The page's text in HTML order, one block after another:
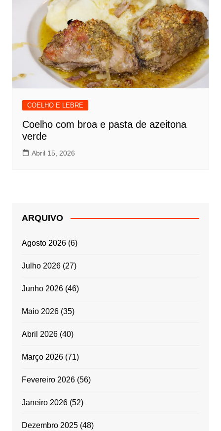
COELHO E LEBRE
Coelho com broa e pasta de azeitona
verde
Abril 15, 2026
ARQUIVO
Agosto 2026(6)
Julho 2026(27)
Junho 2026(46)
Maio 2026(35)
Abril 2026(40)
Março 2026(71)
Fevereiro 2026(56)
Janeiro 2026(52)
Dezembro 2025(48)